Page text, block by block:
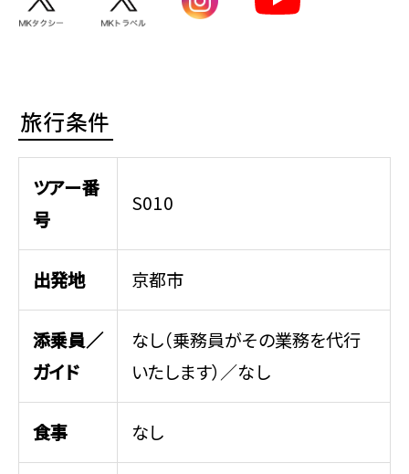
旅行条件
ツアー番
号
S010
出発地 京都市
添乗員／
ガイド
なし（乗務員がその業務を代行
いたします）／なし
食事 なし